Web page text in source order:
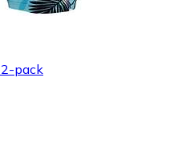
2-pack